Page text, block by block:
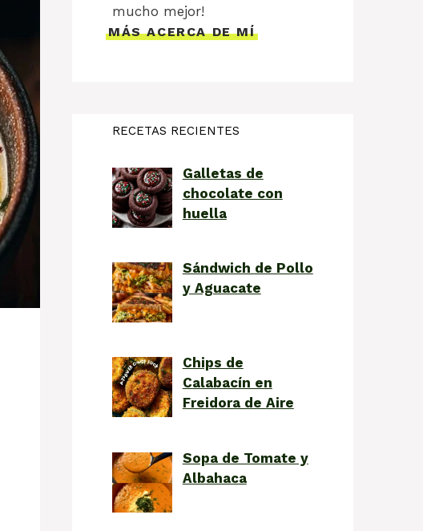
mucho mejor!
MÁS ACERCA DE MÍ
RECETAS RECIENTES
Galletas de
chocolate con
huella
Sándwich de Pollo
y Aguacate
Chips de
Calabacín en
Freidora de Aire
Sopa de Tomate y
Albahaca